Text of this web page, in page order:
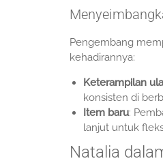
Pengembang
kehadirannya:
Keterampilan
konsisten di
Item baru:
lanjut untuk
Natalia